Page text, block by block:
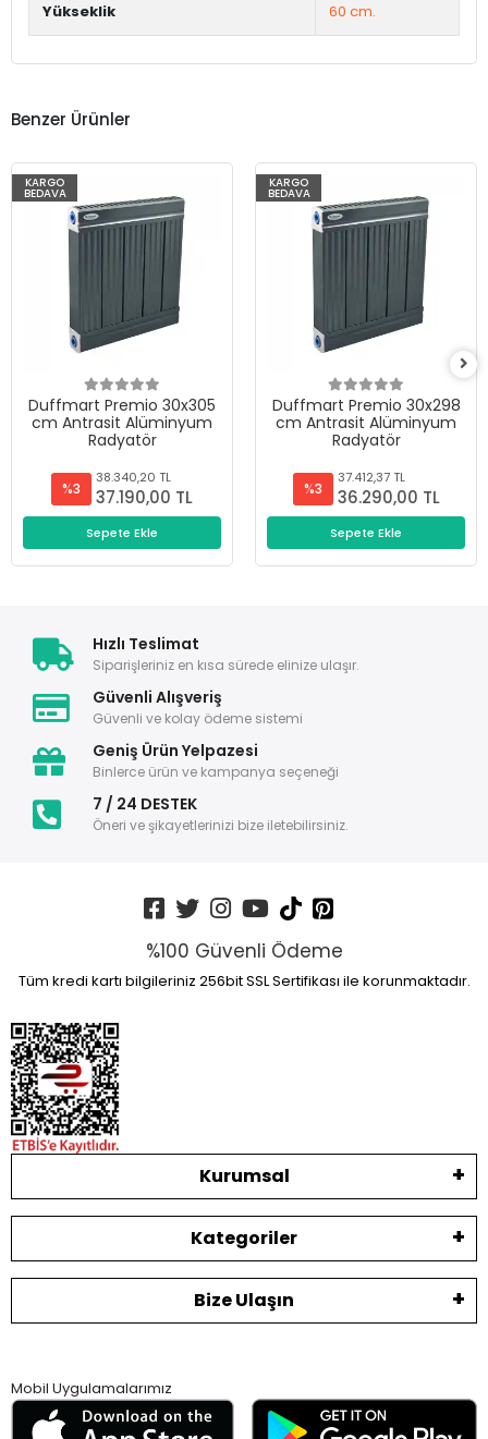
Yükseklik 60 cm.
Benzer Ürünler
KARGO
BEDAVA
Duffmart Premio 30x305
cm Antrasit Alüminyum
Radyatör
%3
38.340,20 TL
37.190,00 TL
Sepete Ekle
KARGO
BEDAVA
Duffmart Premio 30x298
cm Antrasit Alüminyum
Radyatör
%3
37.412,37 TL
36.290,00 TL
Sepete Ekle
Hızlı Teslimat
Siparişleriniz en kısa sürede elinize ulaşır.
Güvenli Alışveriş
Güvenli ve kolay ödeme sistemi
Geniş Ürün Yelpazesi
Binlerce ürün ve kampanya seçeneği
7 / 24 DESTEK
Öneri ve şikayetlerinizi bize iletebilirsiniz.
%100 Güvenli Ödeme
Tüm kredi kartı bilgileriniz 256bit SSL Sertifikası ile korunmaktadır.
Kurumsal
Kategoriler
Bize Ulaşın
Mobil Uygulamalarımız